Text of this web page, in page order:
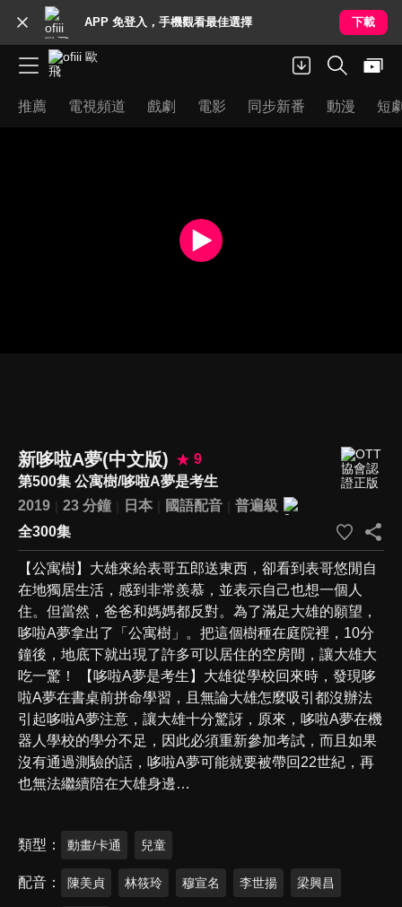
APP 免登入，手機觀看最佳選擇 下載
推薦 電視頻道 戲劇 電影 同步新番 動漫 短
新哆啦A夢(中文版)
9
第500集 公寓樹/哆啦A夢是考生
2019
23 分鐘 日本 國語配音
普遍級
全300集
【公寓樹】大雄來給表哥五郎送東西，卻看到表哥悠閒自
在地獨居生活，感到非常羨慕，並表示自己也想一個人
住。但當然，爸爸和媽媽都反對。為了滿足大雄的願望，
哆啦A夢拿出了「公寓樹」。把這個樹種在庭院裡，10分
鐘後，地底下就出現了許多可以居住的空房間，讓大雄大
吃一驚！ 【哆啦A夢是考生】大雄從學校回來時，發現哆
啦A夢在書桌前拼命學習，且無論大雄怎麼吸引都沒辦法
引起哆啦A夢注意，讓大雄十分驚訝，原來，哆啦A夢在機
器人學校的學分不足，因此必須重新參加考試，而且如果
沒有通過測驗的話，哆啦A夢可能就要被帶回22世紀，再
也無法繼續陪在大雄身邊…
類型 動畫/卡通 兒童
配音 陳美貞 林筱玲 穆宣名 李世揚 梁興昌